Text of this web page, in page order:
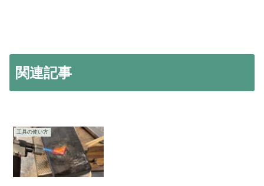
関連記事
工具の使い方